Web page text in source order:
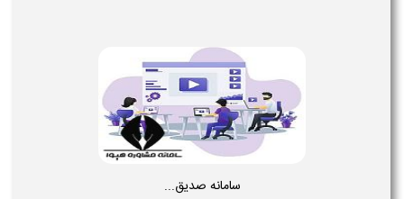
سامانه صدیق...